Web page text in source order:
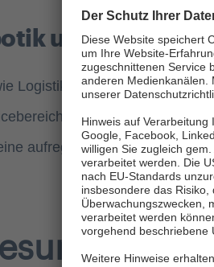
und
Logistik, Gesundheitswesen
werden immer
aufregende Zukunft in